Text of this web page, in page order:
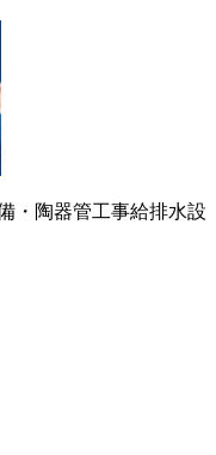
・陶器管工事給排水設